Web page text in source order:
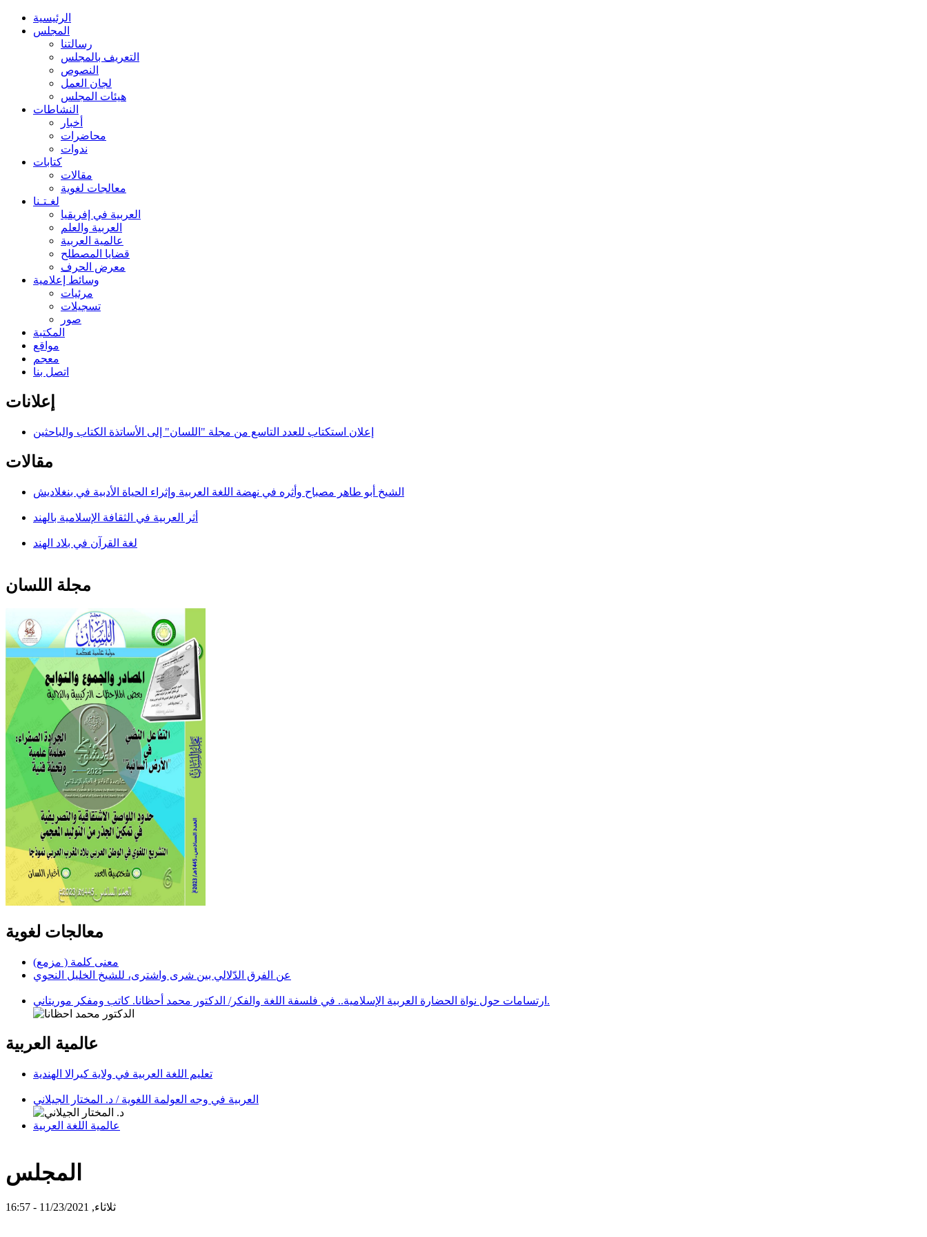
الرئيسية
المجلس
رسالتنا
التعريف بالمجلس
النصوص
لجان العمل
هيئات المجلس
النشاطات
أخبار
محاضرات
ندوات
كتابات
مقالات
معالجات لغوية
لغـتـنا
العربية في إفريقيا
العربية والعلم
عالمية العربية
قضايا المصطلح
معرض الحرف
وسائط إعلامية
مرئيات
تسجيلات
صور
المكتبة
مواقع
معجم
اتصل بنا
إعلانات
إعلان استكتاب للعدد التاسع من مجلة "اللسان" إلى الأساتذة الكتاب والباحثين
مقالات
الشيخ أبو طاهر مصباح وأثره في نهضة اللغة العربية وإثراء الحياة الأدبية في بنغلاديش
أثر العربية في الثقافة الإسلامية بالهند
لغة القرآن في بلاد الهند
مجلة اللسان
معالجات لغوية
معنى كلمة ( مزمع)
عن الفرق الدّلالي بين شرى واشترى، للشيخ الخليل النحوي
ارتسامات حول نواة الحضارة العربية الإسلامية.. في فلسفة اللغة والفكر/ الدكتور محمد أحظانا. كاتب ومفكر موريتاني.
عالمية العربية
تعليم اللغة العربية في ولاية كيرالا الهندية
العربية في وجه العولمة اللغوية / د. المختار الجيلاني
عالمية اللغة العربية
المجلس
ثلاثاء, 11/23/2021 - 16:57